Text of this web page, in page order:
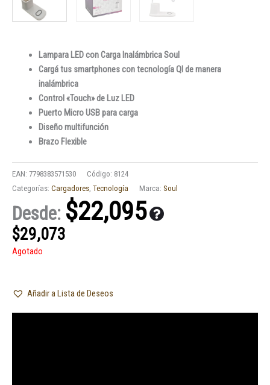
Lampara LED con Carga Inalámbrica Soul
Cargá tus smartphones con tecnología QI de manera
inalámbrica
Control «Touch» de Luz LED
Puerto Micro USB para carga
Diseño multifunción
Brazo Flexible
EAN: 7798383571530 Código: 8124
Categorías: Cargadores Tecnología Marca: Soul
Desde: $22,095
$29,073
Agotado
Añadir a Lista de Deseos